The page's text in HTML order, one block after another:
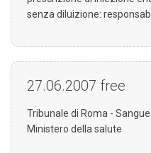
senza diluizione:
27.06.2007 free
Tribunale di Roma -
Ministero della salute